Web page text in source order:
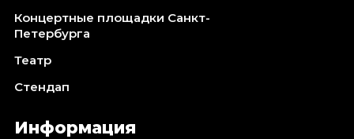
Концертные площадки Санкт-
Петербурга
Театр
Стендап
Информация